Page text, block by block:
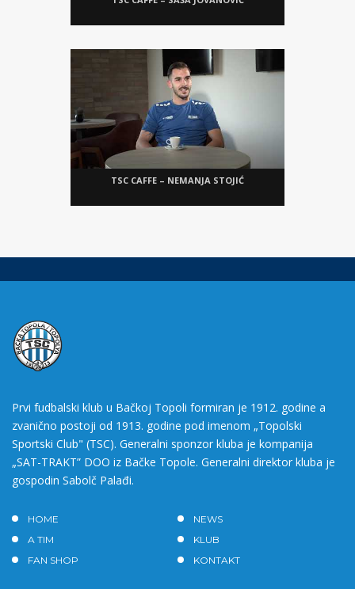
TSC CAFFE – NEMANJA STOJIĆ
Prvi fudbalski klub u Bačkoj Topoli formiran je 1912. godine a
zvanično postoji od 1913. godine pod imenom „Topolski
Sportski Club" (TSC). Generalni sponzor kluba je kompanija
„SAT-TRAKT” DOO iz Bačke Topole. Generalni direktor kluba je
gospodin Sabolč Palađi.
HOME
NEWS
A TIM
KLUB
FAN SHOP
KONTAKT